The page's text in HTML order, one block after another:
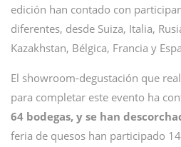
edición han contado con
diferentes, desde Suiza, Italia,
Kazakhstan, Bélgica, Francia y
El showroom-degustación que
para completar este evento ha
64 bodegas, y se han
feria de quesos han participado